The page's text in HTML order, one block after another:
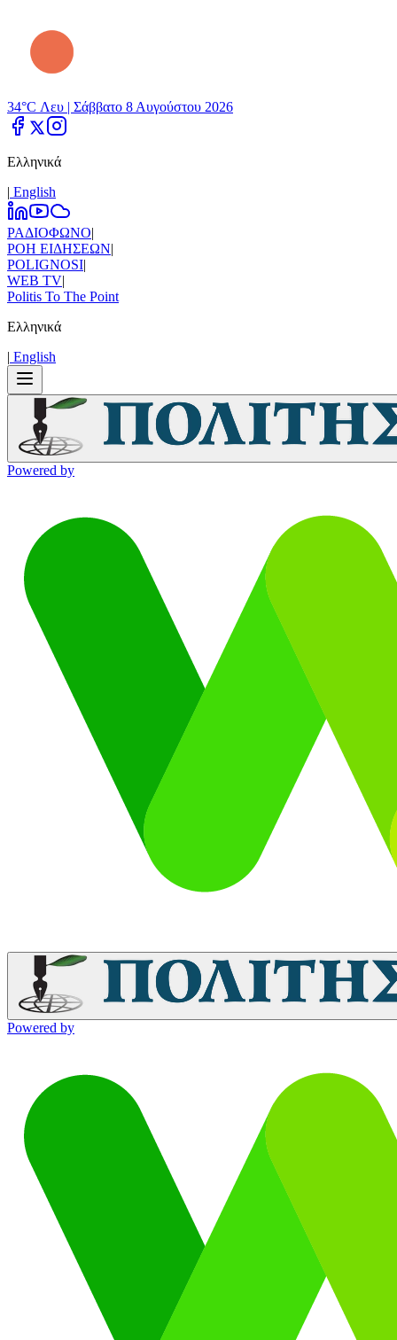
34°C Λευ | Σάββατο 8 Αυγούστου 2026
Ελληνικά
| Εnglish
ΡΑΔΙΟΦΩΝΟ|
ΡΟΗ ΕΙΔΗΣΕΩΝ|
POLIGNOSI|
WEB TV|
Politis To The Point
Ελληνικά
| Εnglish
Powered by
Powered by